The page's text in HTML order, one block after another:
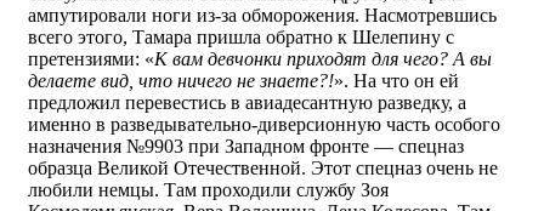
ампутировали ноги из-за обморожения. Насмотревшись
всего этого, Тамара пришла обратно к Шелепину с
претензиями: «К вам девчонки приходят для чего? А вы
делаете вид, что ничего не знаете?!». На что он ей
предложил перевестись в авиадесантную разведку, а
именно в разведывательно-диверсионную часть особого
назначения №9903 при Западном фронте — спецназ
образца Великой Отечественной. Этот спецназ очень не
любили немцы. Там проходили службу Зоя